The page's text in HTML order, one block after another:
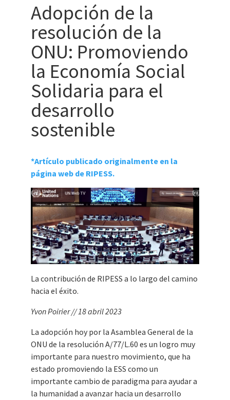
Adopción de la
resolución de la
ONU: Promoviendo
la Economía Social
Solidaria para el
desarrollo
sostenible
*Artículo publicado originalmente en la
página web de RIPESS.
La contribución de RIPESS a lo largo del camino
hacia el éxito.
Yvon Poirier // 18 abril 2023
La adopción hoy por la Asamblea General de la
ONU de la resolución A/77/L.60 es un logro muy
importante para nuestro movimiento, que ha
estado promoviendo la ESS como un
importante cambio de paradigma para ayudar a
la humanidad a avanzar hacia un desarrollo